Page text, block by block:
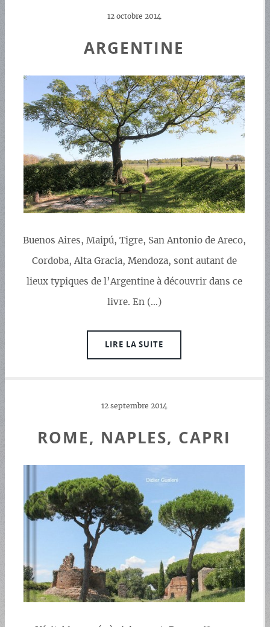
12 octobre 2014
ARGENTINE
Buenos Aires, Maipú, Tigre, San Antonio de Areco,
Cordoba, Alta Gracia, Mendoza, sont autant de
lieux typiques de l’Argentine à découvrir dans ce
livre. En (…)
LIRE LA SUITE
12 septembre 2014
ROME, NAPLES, CAPRI